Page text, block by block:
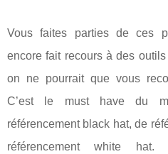
Vous faites parties de ces
encore fait recours à des
on ne pourrait que vous
C’est le must have du
référencement black hat, de
référencement white hat.